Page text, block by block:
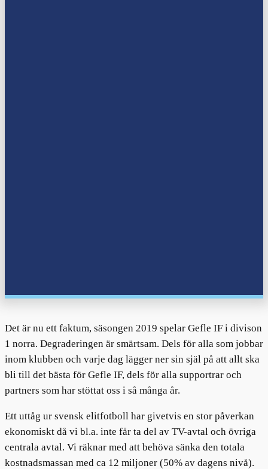
Det är nu ett faktum, säsongen 2019 spelar Gefle IF i divison
1 norra. Degraderingen är smärtsam. Dels för alla som jobbar
inom klubben och varje dag lägger ner sin själ på att allt ska
bli till det bästa för Gefle IF, dels för alla supportrar och
partners som har stöttat oss i så många år.
Ett uttåg ur svensk elitfotboll har givetvis en stor påverkan
ekonomiskt då vi bl.a. inte får ta del av TV-avtal och övriga
centrala avtal. Vi räknar med att behöva sänka den totala
kostnadsmassan med ca 12 miljoner (50% av dagens nivå).